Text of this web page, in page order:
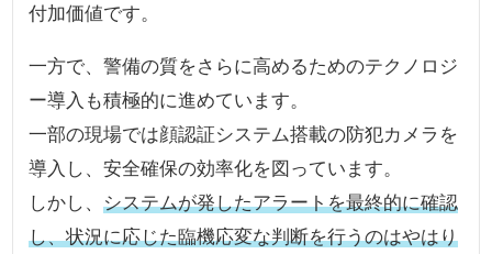
付加価値です。
一方で、警備の質をさらに高めるためのテクノロジ
ー導入も積極的に進めています。
一部の現場では顔認証システム搭載の防犯カメラを
導入し、安全確保の効率化を図っています。
しかし、システムが発したアラートを最終的に確認
し、状況に応じた臨機応変な判断を行うのはやはり